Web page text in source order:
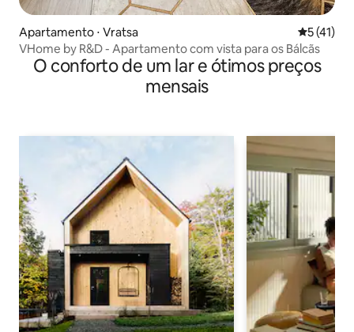
Apartamento ⋅ Vratsa 5 de uma
5 (41)
VHome by R&D - Apartamento com vista para os Bálcãs
O conforto de um lar e ótimos preços
mensais